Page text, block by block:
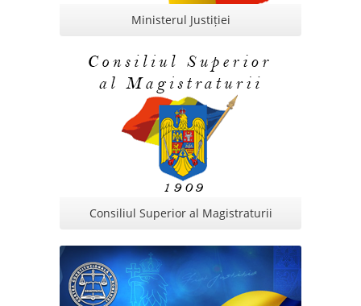
Ministerul Justiției
Consiliul Superior al Magistraturii